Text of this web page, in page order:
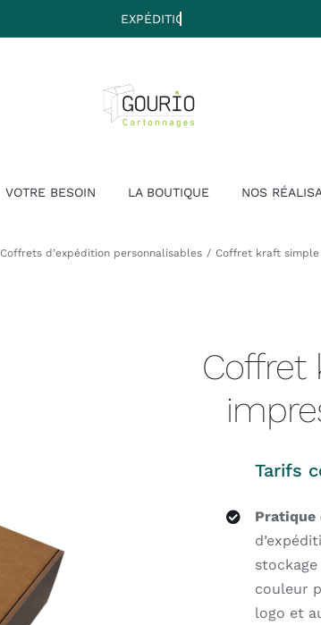
VOTRE BESOIN LA BOUTIQUE NOS
Coffrets d’expédition personnalisables Coffret kraft simple
Coffret
Tarifs
Pratique
couleur
logo et